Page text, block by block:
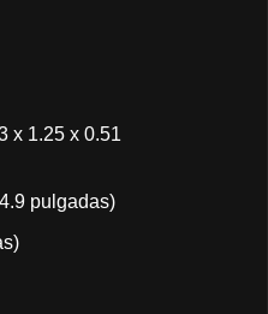
x 1.25 x 0.51
pulgadas)